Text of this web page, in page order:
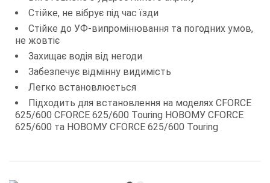
Стійке, не вібрує під час їзди
Стійке до УФ-випромінювання та погодних умов,
не жовтіє
Захищає водія від негоди
Забезпечує відмінну видимість
Легко встановлюється
Підходить для встановлення на моделях CFORCE
625/600 CFORCE 625/600 Touring НОВОМУ CFORCE
625/600 та НОВОМУ CFORCE 625/600 Touring